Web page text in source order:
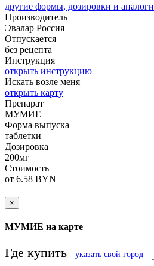
другие формы, дозировки и аналоги
Производитель
Эвалар Россия
Отпускается
без рецепта
Инструкция
открыть инструкцию
Искать возле меня
открыть карту
Препарат
МУМИЕ
Форма выпуска
таблетки
Дозировка
200мг
Стоимость
от 6.58 BYN
×
МУМИЕ на карте
Где купить указать свой город